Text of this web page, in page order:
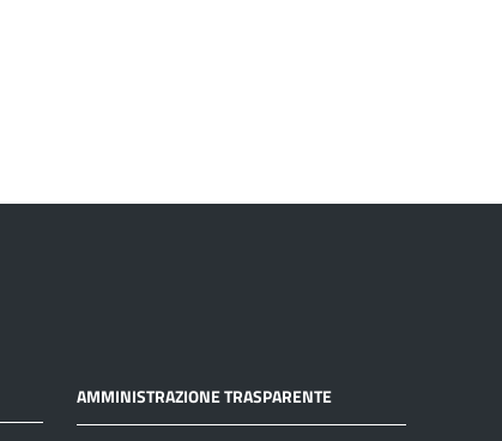
AMMINISTRAZIONE TRASPARENTE